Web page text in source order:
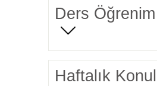
Ders Öğrenim
Haftalık